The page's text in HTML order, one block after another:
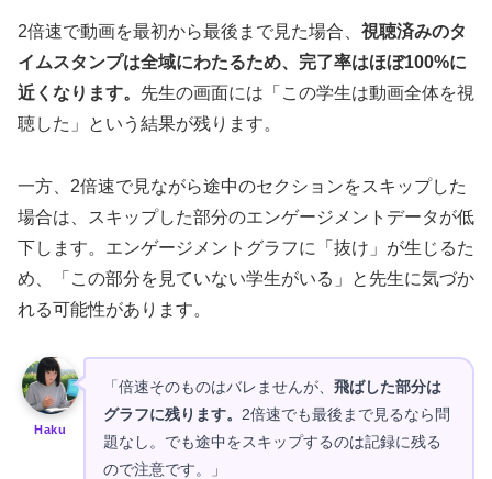
2倍速で動画を最初から最後まで見た場合、 視聴済みのタ
イムスタンプは全域にわたるため、完了率はほぼ100%に
近くなります。 先生の画面には「この学生は動画全体を視
聴した」という結果が残ります。
一方、2倍速で見ながら途中のセクションをスキップした
場合は、スキップした部分のエンゲージメントデータが低
下します。エンゲージメントグラフに「抜け」が生じるた
め、「この部分を見ていない学生がいる」と先生に気づか
れる可能性があります。
Haku
「倍速そのものはバレませんが、 飛ばした部分は
グラフに残ります。 2倍速でも最後まで見るなら問
題なし。でも途中をスキップするのは記録に残る
ので注意です。」